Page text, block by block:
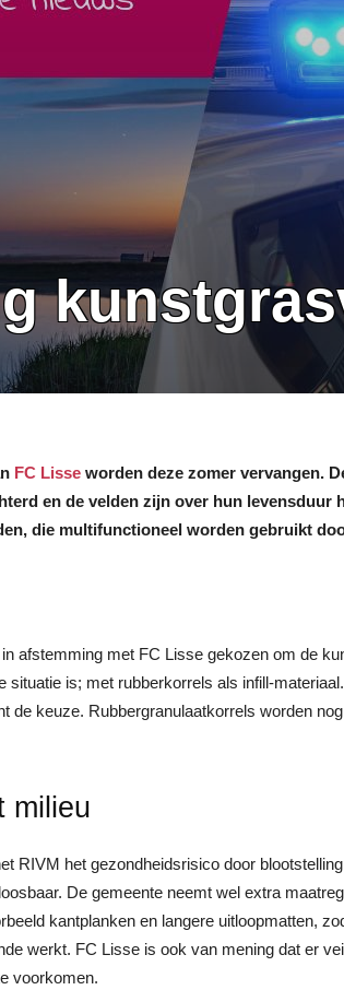
FC Lisseworden deze zomer vervangen.
en de velden zijn over hun levensduur
die multifunctioneel worden gebruikt
afstemming met FC Lisse gekozen om de
situatie is; met rubberkorrels als infill-
de keuze. Rubbergranulaatkorrels worden
milieu
RIVM het gezondheidsrisico door
De gemeente neemt wel extra
kantplanken en langere uitloopmatten,
werkt. FC Lisse is ook van mening dat er
voorkomen.